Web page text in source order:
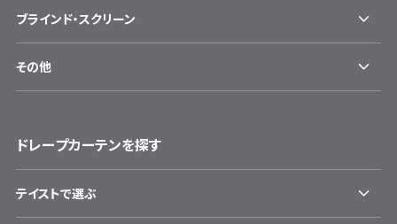
ブラインド・スクリーン
その他
ドレープカーテンを探す
テイストで選ぶ